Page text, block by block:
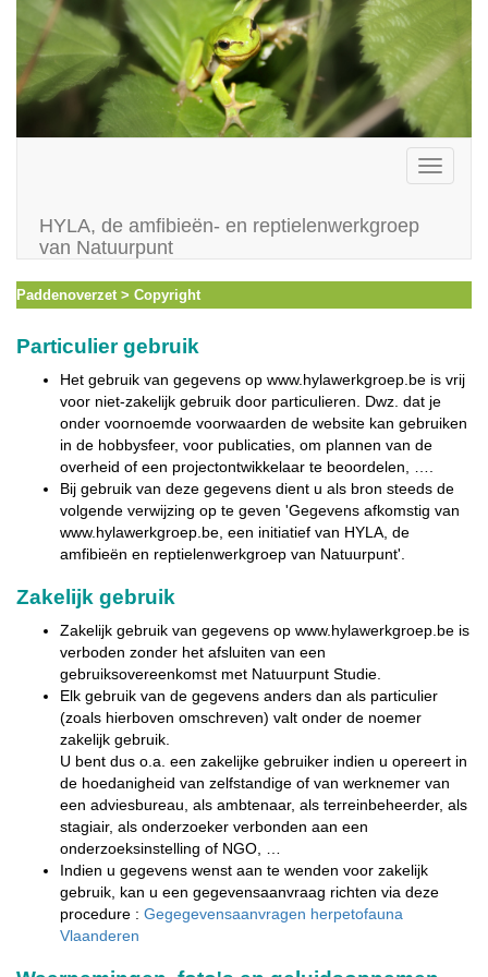
Toggle
HYLA, de amfibieën- en reptielenwerkgroep
van Natuurpunt
Paddenoverzet > Copyright
Particulier gebruik
Het gebruik van gegevens op www.hylawerkgroep.be is vrij
voor niet-zakelijk gebruik door particulieren. Dwz. dat je
onder voornoemde voorwaarden de website kan gebruiken
in de hobbysfeer, voor publicaties, om plannen van de
overheid of een projectontwikkelaar te beoordelen, ….
Bij gebruik van deze gegevens dient u als bron steeds de
volgende verwijzing op te geven 'Gegevens afkomstig van
www.hylawerkgroep.be, een initiatief van HYLA, de
amfibieën en reptielenwerkgroep van Natuurpunt'.
Zakelijk gebruik
Zakelijk gebruik van gegevens op www.hylawerkgroep.be is
verboden zonder het afsluiten van een
gebruiksovereenkomst met Natuurpunt Studie.
Elk gebruik van de gegevens anders dan als particulier
(zoals hierboven omschreven) valt onder de noemer
zakelijk gebruik.
U bent dus o.a. een zakelijke gebruiker indien u opereert in
de hoedanigheid van zelfstandige of van werknemer van
een adviesbureau, als ambtenaar, als terreinbeheerder, als
stagiair, als onderzoeker verbonden aan een
onderzoeksinstelling of NGO, …
Indien u gegevens wenst aan te wenden voor zakelijk
gebruik, kan u een gegevensaanvraag richten via deze
procedure : Gegegevensaanvragen herpetofauna
Vlaanderen